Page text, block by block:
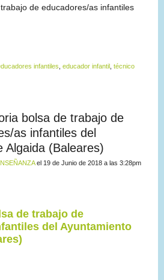
de educadores/as infantiles
infantiles educador infantil técnico
bolsa de trabajo de
as infantiles del
Algaida (Baleares)
el 19 de Junio de 2018 a las 3:28pm
de trabajo de
del Ayuntamiento